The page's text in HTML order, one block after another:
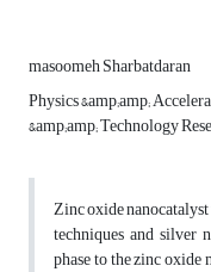
masoomeh Sharbatdaran
Physics &amp;amp;
&amp;amp; Technology
Zinc oxide
techniques and silver
phase to the zinc